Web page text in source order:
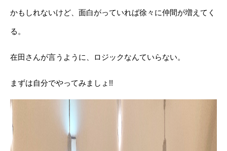
かもしれないけど、面白がっていれば徐々に仲間が増えてく
る。
在田さんが言うように、ロジックなんていらない。
まずは自分でやってみましょ!!